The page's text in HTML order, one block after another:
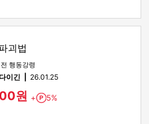
괴법
행동강령
다이긴 26.01.25
원 + Point
5%